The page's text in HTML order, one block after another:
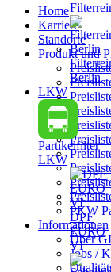
Berlin
LKW
Partikelfilter
LKW
DPF
EURO
VI
Home
Karriere
Standorte
Produkt und
PKW
Informationen
Über
Jobs /